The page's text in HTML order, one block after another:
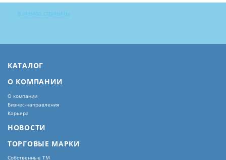
в начало страницы
КАТАЛОГ
О КОМПАНИИ
О компании
Бизнес-направления
Карьера
НОВОСТИ
ТОРГОВЫЕ МАРКИ
Собственные ТМ